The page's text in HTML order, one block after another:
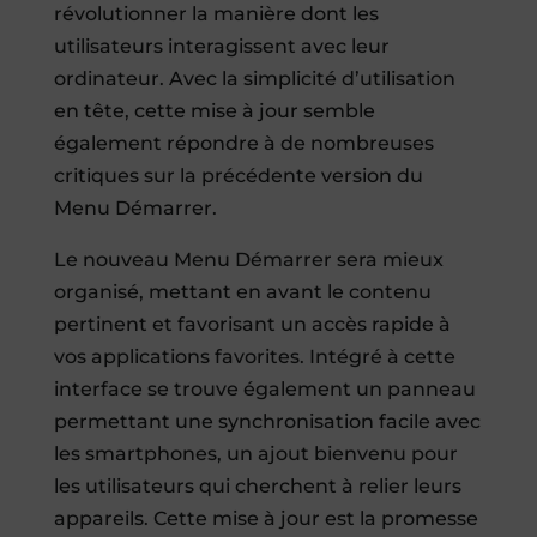
révolutionner la manière dont les
utilisateurs interagissent avec leur
ordinateur. Avec la simplicité d’utilisation
en tête, cette mise à jour semble
également répondre à de nombreuses
critiques sur la précédente version du
Menu Démarrer.
Le nouveau Menu Démarrer sera mieux
organisé, mettant en avant le contenu
pertinent et favorisant un accès rapide à
vos applications favorites. Intégré à cette
interface se trouve également un panneau
permettant une synchronisation facile avec
les smartphones, un ajout bienvenu pour
les utilisateurs qui cherchent à relier leurs
appareils. Cette mise à jour est la promesse